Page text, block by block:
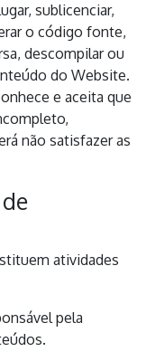
sublicenciar,
o código fonte,
descompilar ou
do Website.
e aceita que
não satisfazer as
atividades
pela